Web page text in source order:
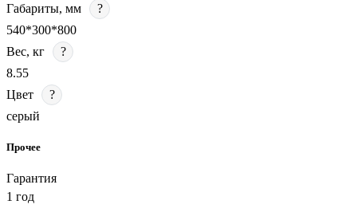
Габариты, мм
?
540*300*800
Вес, кг
?
8.55
Цвет
?
серый
Прочее
Гарантия
1 год